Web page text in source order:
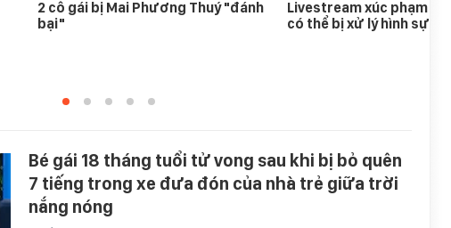
2 cô gái bị Mai Phương Thuý "đánh
bại"
Livestream xúc phạm
có thể bị xử lý hình sự
Bé gái 18 tháng tuổi tử vong sau khi bị bỏ quên
7 tiếng trong xe đưa đón của nhà trẻ giữa trời
nắng nóng